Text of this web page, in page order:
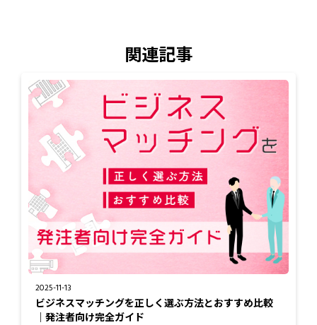
関連記事
2025-11-13
ビジネスマッチングを正しく選ぶ方法とおすすめ比較
｜発注者向け完全ガイド